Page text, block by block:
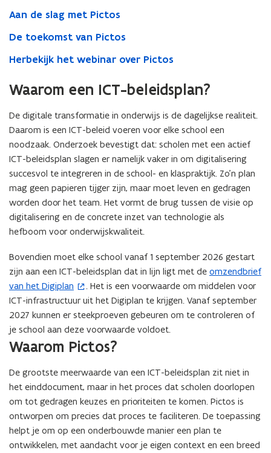
Aan de slag met Pictos
De toekomst van Pictos
Herbekijk het webinar over Pictos
Waarom een ICT-beleidsplan?
De digitale transformatie in onderwijs is de dagelijkse realiteit.
Daarom is een ICT-beleid voeren voor elke school een
noodzaak. Onderzoek bevestigt dat: scholen met een actief
ICT-beleidsplan slagen er namelijk vaker in om digitalisering
succesvol te integreren in de school- en klaspraktijk. Zo’n plan
mag geen papieren tijger zijn, maar moet leven en gedragen
worden door het team. Het vormt de brug tussen de visie op
digitalisering en de concrete inzet van technologie als
hefboom voor onderwijskwaliteit.
Bovendien moet elke school vanaf 1 september 2026 gestart
zijn aan een ICT-beleidsplan dat in lijn ligt met de omzendbrief
van het Digiplan
(
o
p
e
n
n
e
u
w
. Het is een voorwaarde om middelen voor
ICT-infrastructuur uit het Digiplan te krijgen. Vanaf september
2027 kunnen er steekproeven gebeuren om te controleren of
je school aan deze voorwaarde voldoet.
Waarom Pictos?
De grootste meerwaarde van een ICT-beleidsplan zit niet in
het einddocument, maar in het proces dat scholen doorlopen
om tot gedragen keuzes en prioriteiten te komen. Pictos is
ontworpen om precies dat proces te faciliteren. De toepassing
helpt je om op een onderbouwde manier een plan te
ontwikkelen, met aandacht voor je eigen context en een breed